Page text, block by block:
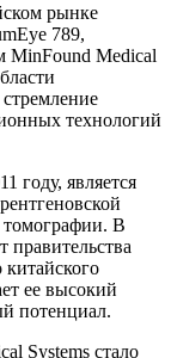
рынке
789,
MinFound Medical
технологий
году, является
В
правительства
китайского
ее высокий
потенциал.
Systems стало